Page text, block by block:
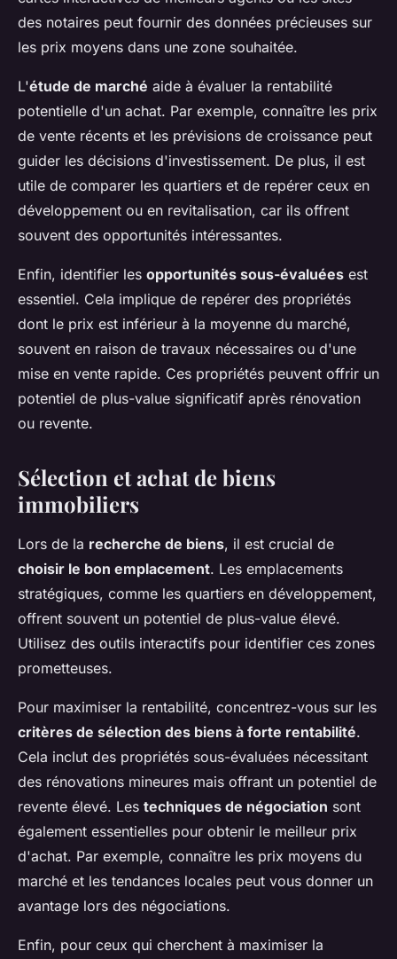
des notaires peut fournir des données précieuses sur
les prix moyens dans une zone souhaitée.
L'étude de marché aide à évaluer la rentabilité
potentielle d'un achat. Par exemple, connaître les prix
de vente récents et les prévisions de croissance peut
guider les décisions d'investissement. De plus, il est
utile de comparer les quartiers et de repérer ceux en
développement ou en revitalisation, car ils offrent
souvent des opportunités intéressantes.
Enfin, identifier les opportunités sous-évaluées est
essentiel. Cela implique de repérer des propriétés
dont le prix est inférieur à la moyenne du marché,
souvent en raison de travaux nécessaires ou d'une
mise en vente rapide. Ces propriétés peuvent offrir un
potentiel de plus-value significatif après rénovation
ou revente.
Sélection et achat de biens
immobiliers
Lors de la recherche de biens, il est crucial de
choisir le bon emplacement. Les emplacements
stratégiques, comme les quartiers en développement,
offrent souvent un potentiel de plus-value élevé.
Utilisez des outils interactifs pour identifier ces zones
prometteuses.
Pour maximiser la rentabilité, concentrez-vous sur les
critères de sélection des biens à forte rentabilité.
Cela inclut des propriétés sous-évaluées nécessitant
des rénovations mineures mais offrant un potentiel de
revente élevé. Les techniques de négociation sont
également essentielles pour obtenir le meilleur prix
d'achat. Par exemple, connaître les prix moyens du
marché et les tendances locales peut vous donner un
avantage lors des négociations.
Enfin, pour ceux qui cherchent à maximiser la